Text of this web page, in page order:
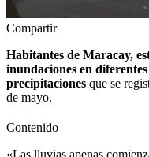
Compartir
Habitantes de Maracay,
inundaciones en
precipitaciones que se
de mayo.
Contenido
«Las lluvias apenas